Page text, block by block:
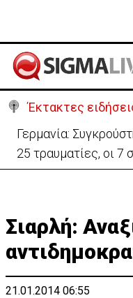
Έκτακτες
Γερμανία:
25 τραυματίες, οι 7
Σιαρλή:
21.01.2014 06:55